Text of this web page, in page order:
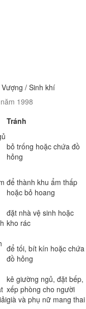
Vượng / Sinh khí
1998
Tránh
bỏ trống hoặc chứa đồ
hỏng
để thành khu ẩm thấp
hoặc bỏ hoang
đặt nhà vệ sinh hoặc
kho rác
để tối, bít kín hoặc chứa
đồ hỏng
kê giường ngủ, đặt bếp,
xếp phòng cho người
già và phụ nữ mang thai